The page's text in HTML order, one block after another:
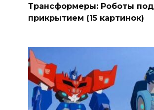
Трансформеры: Роботы под
прикрытием (15 картинок)